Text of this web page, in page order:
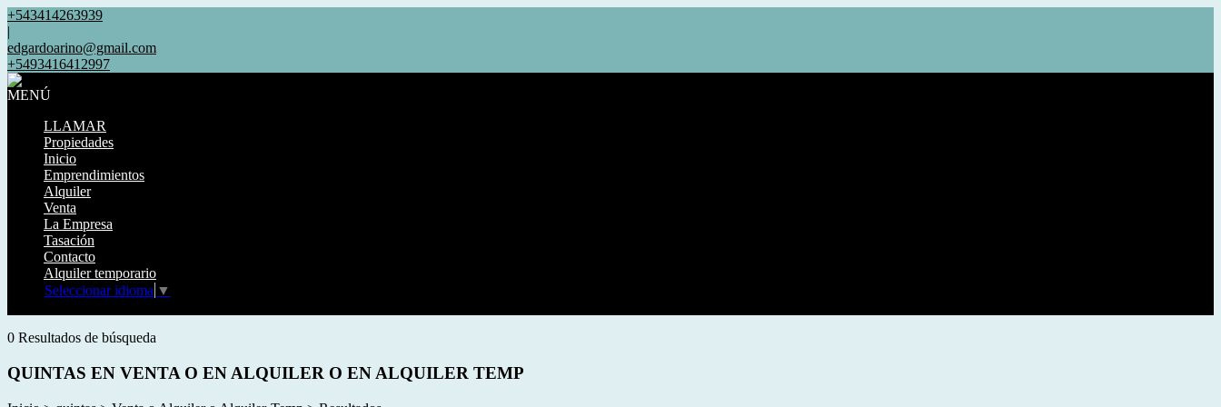
+543414263939
|
edgardoarino@gmail.com
+5493416412997
MENÚ
LLAMAR
Propiedades
Inicio
Emprendimientos
Alquiler
Venta
La Empresa
Tasación
Contacto
Alquiler temporario
Seleccionar idioma ▼
0 Resultados de búsqueda
QUINTAS EN VENTA O EN ALQUILER O EN ALQUILER TEMP